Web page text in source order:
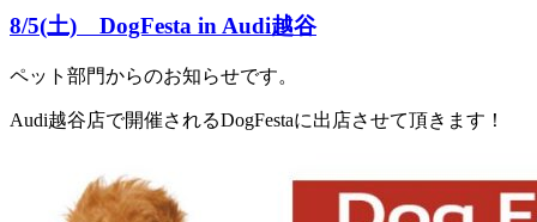
8/5(土) DogFesta in Audi越谷
ペット部門からのお知らせです。
Audi越谷店で開催されるDogFestaに出店させて頂きます！